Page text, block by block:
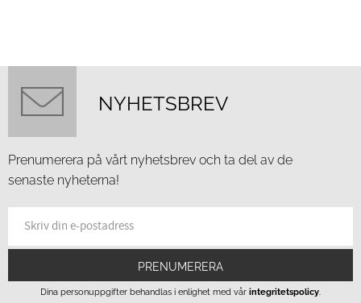
NYHETSBREV
Prenumerera på vårt nyhetsbrev och ta del av de
senaste nyheterna!
PRENUMERERA
Dina personuppgifter behandlas i enlighet med vår integritetspolicy.